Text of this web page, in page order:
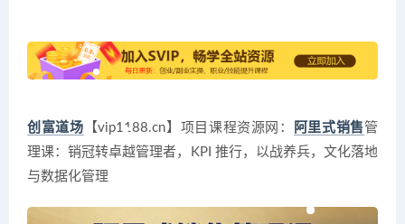
创富道场 【vip1188.cn】项目课程资源网： 阿里式销售管
理课：销冠转卓越管理者，KPI 推行，以战养兵，文化落地
与数据化管理